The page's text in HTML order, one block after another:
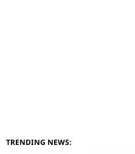
TRENDING NEWS: